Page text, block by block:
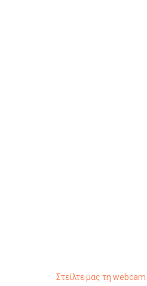
Στείλτε μας τη